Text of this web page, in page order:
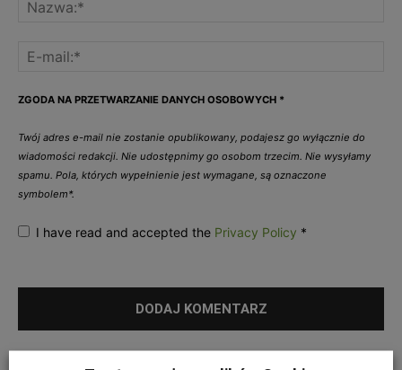
ZGODA NA PRZETWARZANIE DANYCH OSOBOWYCH *
Twój adres e-mail nie zostanie opublikowany, podajesz go wyłącznie do
wiadomości redakcji. Nie udostępnimy go osobom trzecim. Nie wysyłamy
spamu. Pola, których wypełnienie jest wymagane, są oznaczone
symbolem*.
I have read and accepted the Privacy Policy *